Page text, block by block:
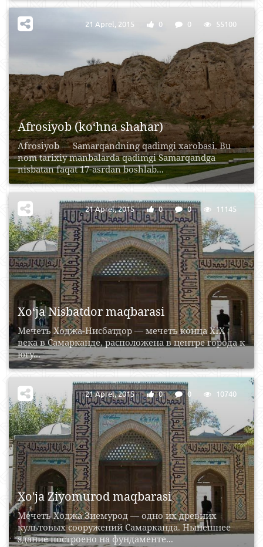
Afrosiyob (ko‘hna shahar)
Afrosiyob — Samarqandning qadimgi xarobasi. Bu
nom tarixiy manbalarda qadimgi Samarqandga
nisbatan faqat 17-asrdan boshlab...
21 Aprel, 2015 0 0 55100
Xo‘ja Nisbatdor maqbarasi
Мечеть Ходжа-Нисбатдор — мечеть конца XIX
века в Самарканде, расположена в центре города к
югу...
21 Aprel, 2015 0 0 11145
Xo'ja Ziyomurod maqbarasi
Мечеть Ходжа Зиемурод — одно их древних
культовых сооружений Самарканда. Нынешнее
здание построено на фундаменте...
21 Aprel, 2015 0 0 10740